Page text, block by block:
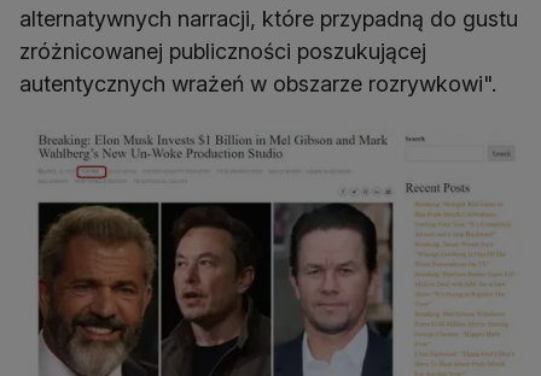
alternatywnych narracji, które przypadną do gustu
zróżnicowanej publiczności poszukującej
autentycznych wrażeń w obszarze rozrywkowi".